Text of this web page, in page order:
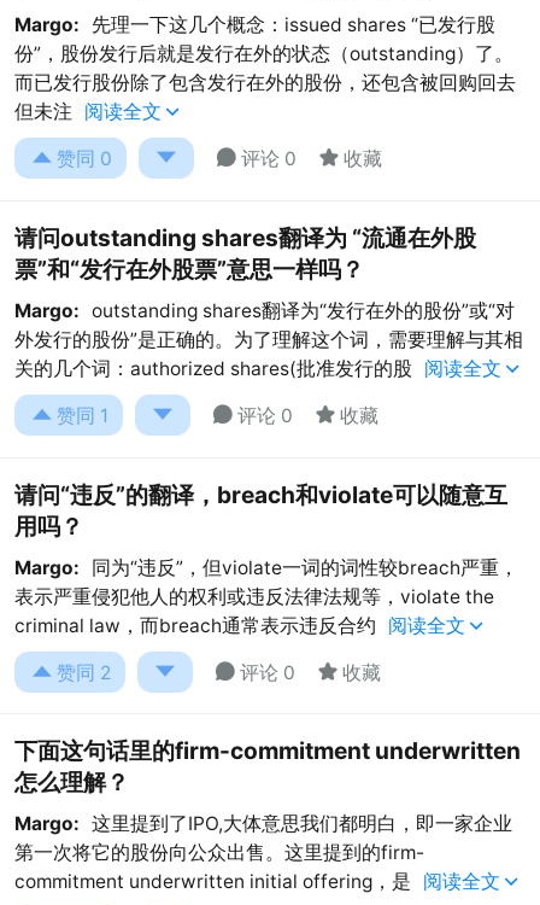
Margo:
先理一下这几个概念：issued shares “已发行股
份”，股份发行后就是发行在外的状态（outstanding）了。
而已发行股份除了包含发行在外的股份，还包含被回购回去
但未注
阅读全文 
 赞同 0   评论 0  收藏
请问outstanding shares翻译为 “流通在外股
票”和“发行在外股票”意思一样吗？
Margo: outstanding shares翻译为“发行在外的股份”或“对
外发行的股份”是正确的。为了理解这个词，需要理解与其相
关的几个词：authorized shares(批准发行的股
阅读全文 
 赞同 1   评论 0  收藏
请问“违反”的翻译，breach和violate可以随意互
用吗？
Margo:
同为“违反”，但violate一词的词性较breach严重，
表示严重侵犯他人的权利或违反法律法规等，violate the
criminal law，而breach通常表示违反合约
阅读全文 
 赞同 2   评论 0  收藏
下面这句话里的firm-commitment underwritten
怎么理解？
Margo: 这里提到了IPO,大体意思我们都明白，即一家企业
第一次将它的股份向公众出售。这里提到的firm-
commitment underwritten initial offering，是
阅读全文 